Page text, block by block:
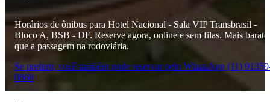
Horários de ônibus para Hotel Nacional - Sala VIP Transbrasil -
Bloco A, BSB - DF. Reserve agora, online e sem filas. Mais barato
que a passagem na rodoviária.
Se preferir, você também pode reservar pelo WhatsApp (11)
0868